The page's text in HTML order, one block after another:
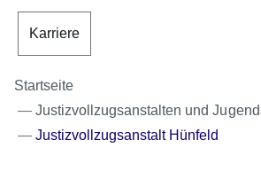
Karriere
Startseite
Justizvollzugsanstalten und
Justizvollzugsanstalt Hünfeld